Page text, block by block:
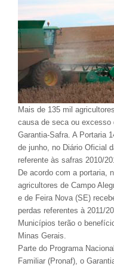
Mais de 135 mil
causa de seca ou excesso
Garantia-Safra. A Portaria
de junho, no Diário Oficial
referente às safras 2010/
De acordo com a portaria,
agricultores de Campo
e de Feira Nova (SE)
perdas referentes à 2011/
Municípios terão o
Minas Gerais.
Parte do Programa
Familiar (Pronaf), o